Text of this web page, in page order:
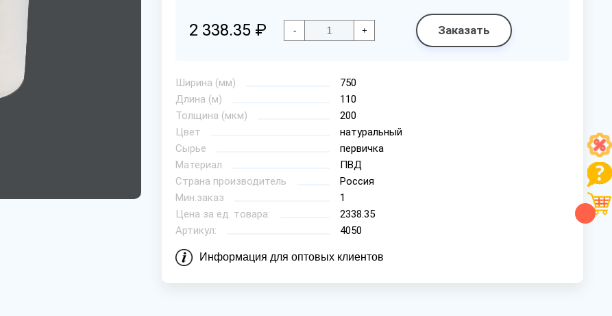
2 338.35 ₽ - + Заказать
Ширина (мм)
750
Длина (м)
110
Толщина (мкм)
200
Цвет
натуральный
Сырье
первичка
Материал
ПВД
Страна производитель
Россия
Мин.заказ
1
Цена за ед. товара:
2338.35
Артикул:
4050
Информация для оптовых клиентов